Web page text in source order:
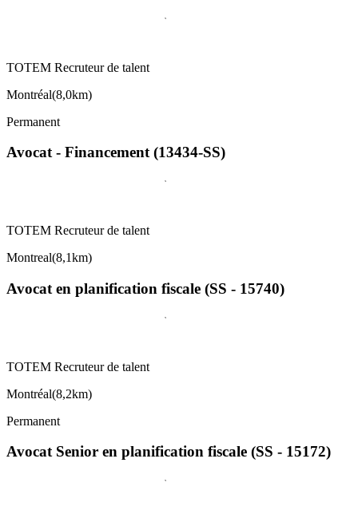
TOTEM Recruteur de talent
Montréal(8,0km)
Permanent
Avocat - Financement (13434-SS)
TOTEM Recruteur de talent
Montreal(8,1km)
Avocat en planification fiscale (SS - 15740)
TOTEM Recruteur de talent
Montréal(8,2km)
Permanent
Avocat Senior en planification fiscale (SS - 15172)